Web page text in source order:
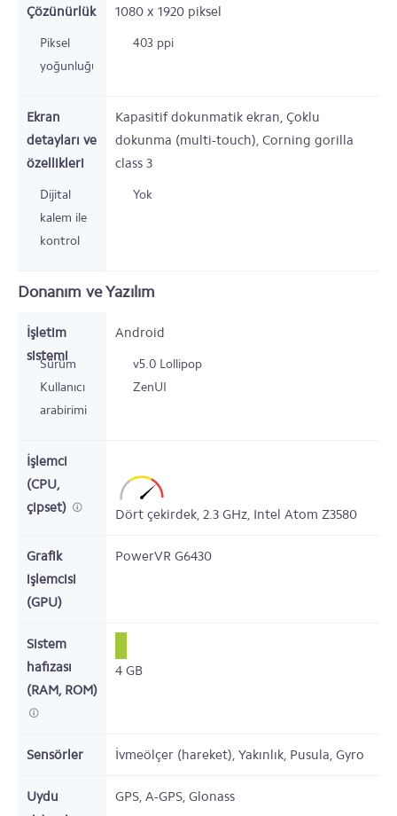
Çözünürlük 1080 x 1920 piksel
Piksel
yoğunluğu
403 ppi
Ekran
detayları ve
özellikleri
Kapasitif dokunmatik ekran, Çoklu
dokunma (multi-touch), Corning gorilla
class 3
Dijital
kalem ile
kontrol
Yok
Donanım ve Yazılım
İşletim
sistemi
Android
Sürüm
v5.0 Lollipop
Kullanıcı
arabirimi
ZenUI
İşlemci
(CPU,
çipset)
Dört çekirdek, 2.3 GHz, Intel Atom Z3580
Grafik
işlemcisi
(GPU)
PowerVR G6430
Sistem
hafızası
(RAM, ROM)
4 GB
Sensörler İvmeölçer (hareket), Yakınlık, Pusula, Gyro
Uydu
GPS, A-GPS, Glonass